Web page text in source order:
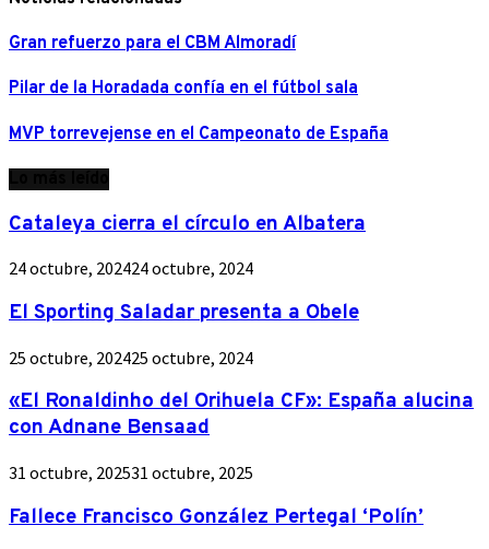
Gran refuerzo para el CBM Almoradí
Pilar de la Horadada confía en el fútbol sala
MVP torrevejense en el Campeonato de España
Cataleya cierra el círculo en Albatera
24 octubre, 202424 octubre, 2024
El Sporting Saladar presenta a Obele
25 octubre, 202425 octubre, 2024
«El Ronaldinho del Orihuela CF»: España alucina
con Adnane Bensaad
31 octubre, 202531 octubre, 2025
Fallece Francisco González Pertegal ‘Polín’